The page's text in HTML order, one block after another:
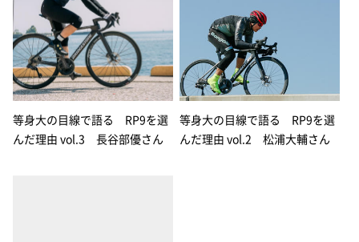
等身大の目線で語る RP9を選
んだ理由 vol.3 長谷部優さん
等身大の目線で語る RP9を選
んだ理由 vol.2 松浦大輔さん